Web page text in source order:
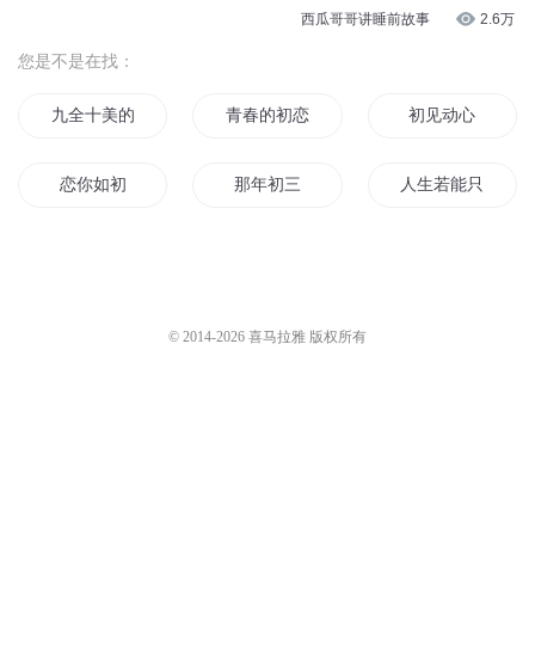
西瓜哥哥讲睡前故事 2.6万
您是不是在找：
九全十美的初恋 青春的初恋 初见动心
恋你如初 那年初三 人生若能只如初见
© 2014-2026 喜马拉雅 版权所有